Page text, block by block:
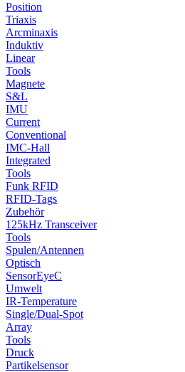
Position
Triaxis
Arcminaxis
Induktiv
Linear
Tools
Magnete
S&L
IMU
Current
Conventional
IMC-Hall
Integrated
Tools
Funk RFID
RFID-Tags
Zubehör
125kHz Transceiver
Tools
Spulen/Antennen
Optisch
SensorEyeC
Umwelt
IR-Temperature
Single/Dual-Spot
Array
Tools
Druck
Partikelsensor